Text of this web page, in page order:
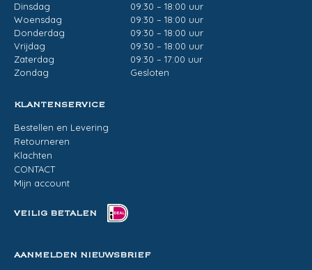
Dinsdag
09:30 – 18:00 uur
Woensdag
09:30 – 18:00 uur
Donderdag
09:30 – 18:00 uur
Vrijdag
09:30 – 18:00 uur
Zaterdag
09:30 – 17:00 uur
Zondag
Gesloten
KLANTENSERVICE
Bestellen en Levering
Retourneren
Klachten
CONTACT
Mijn account
VEILIG BETALEN
AANMELDEN NIEUWSBRIEF